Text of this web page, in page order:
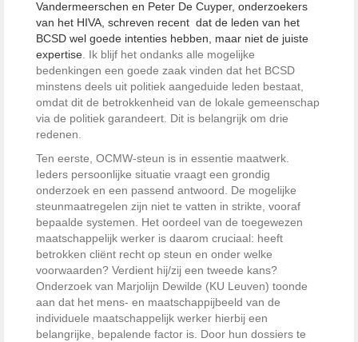
Vandermeerschen en Peter De Cuyper, onderzoekers
van het HIVA, schreven recent dat de leden van het
BCSD wel goede intenties hebben, maar niet de juiste
expertise . Ik blijf het ondanks alle mogelijke
bedenkingen een goede zaak vinden dat het BCSD
minstens deels uit politiek aangeduide leden bestaat,
omdat dit de betrokkenheid van de lokale gemeenschap
via de politiek garandeert. Dit is belangrijk om drie
redenen.
Ten eerste, OCMW-steun is in essentie maatwerk.
Ieders persoonlijke situatie vraagt een grondig
onderzoek en een passend antwoord. De mogelijke
steunmaatregelen zijn niet te vatten in strikte, vooraf
bepaalde systemen. Het oordeel van de toegewezen
maatschappelijk werker is daarom cruciaal: heeft
betrokken cliënt recht op steun en onder welke
voorwaarden? Verdient hij/zij een tweede kans?
Onderzoek van Marjolijn Dewilde (KU Leuven) toonde
aan dat het mens- en maatschappijbeeld van de
individuele maatschappelijk werker hierbij een
belangrijke, bepalende factor is. Door hun dossiers te